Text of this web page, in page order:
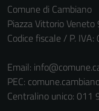
Comune di Cambiano
Piazza Vittorio
Codice fiscale / P.
Email:
PEC:
Centralino unico: 011